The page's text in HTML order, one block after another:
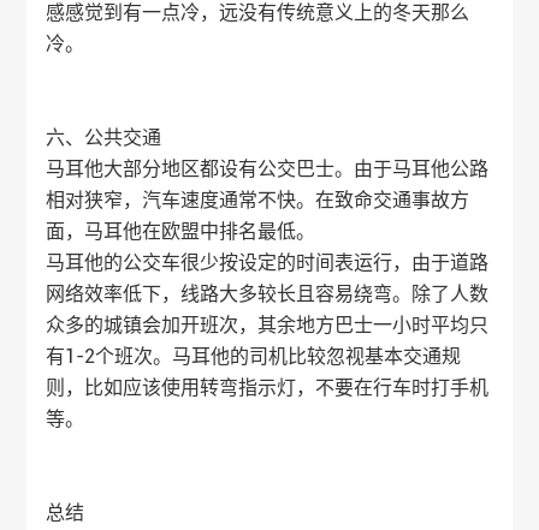
感感觉到有一点冷，远没有传统意义上的冬天那么
冷。
六、公共交通
马耳他大部分地区都设有公交巴士。由于马耳他公路
相对狭窄，汽车速度通常不快。在致命交通事故方
面，马耳他在欧盟中排名最低。
马耳他的公交车很少按设定的时间表运行，由于道路
网络效率低下，线路大多较长且容易绕弯。除了人数
众多的城镇会加开班次，其余地方巴士一小时平均只
有1-2个班次。马耳他的司机比较忽视基本交通规
则，比如应该使用转弯指示灯，不要在行车时打手机
等。
总结